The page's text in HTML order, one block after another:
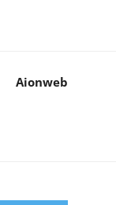
Aionweb